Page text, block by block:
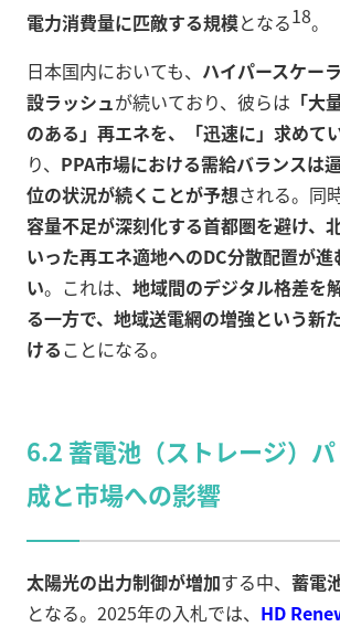
電力消費量に匹敵する規模となる18。
日本国内においても、 ハイパースケー
設ラッシュが続いており、彼らは 「大
のある」再エネを、「迅速に」求めて
り、 PPA市場における需給バランスは
位の状況が続くことが予想される。同
容量不足が深刻化する首都圏を避け、
いった再エネ適地へのDC分散配置が進
い。これは、 地域間のデジタル格差を
る一方で、地域送電網の増強という新
けることになる。
6.2 蓄電池（ストレージ）
成と市場への影響
太陽光の出力制御が増加する中、 蓄電
となる。2025年の入札では、 HD